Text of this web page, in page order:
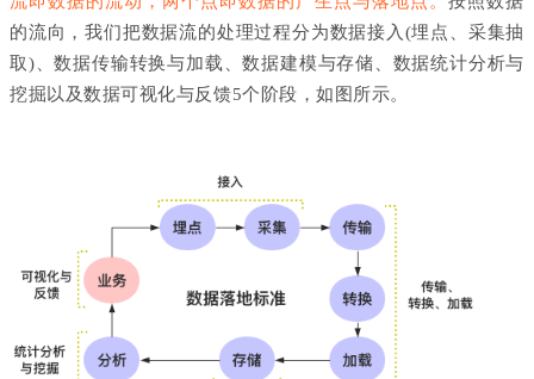
的流向，我们把数据流的处理过程分为数据接入(埋点、采集抽
取)、数据传输转换与加载、数据建模与存储、数据统计分析与
挖掘以及数据可视化与反馈5个阶段，如图所示。